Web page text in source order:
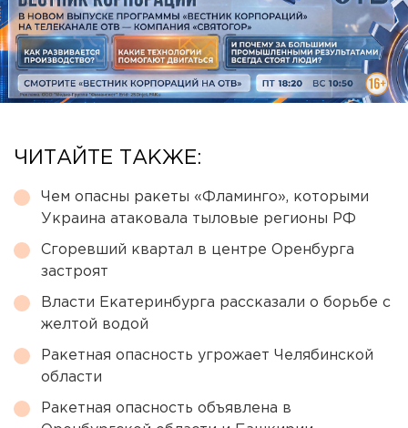
ЧИТАЙТЕ ТАКЖЕ:
Чем опасны ракеты «Фламинго», которыми
Украина атаковала тыловые регионы РФ
Сгоревший квартал в центре Оренбурга
застроят
Власти Екатеринбурга рассказали о борьбе с
желтой водой
Ракетная опасность угрожает Челябинской
области
Ракетная опасность объявлена в